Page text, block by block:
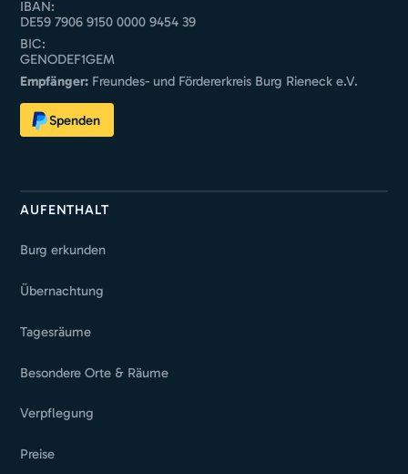
IBAN:
DE59 7906 9150 0000 9454 39
BIC:
GENODEF1GEM
Empfänger: Freundes- und Fördererkreis Burg Rieneck e.V.
Spenden
AUFENTHALT
Burg erkunden
Übernachtung
Tagesräume
Besondere Orte & Räume
Verpflegung
Preise